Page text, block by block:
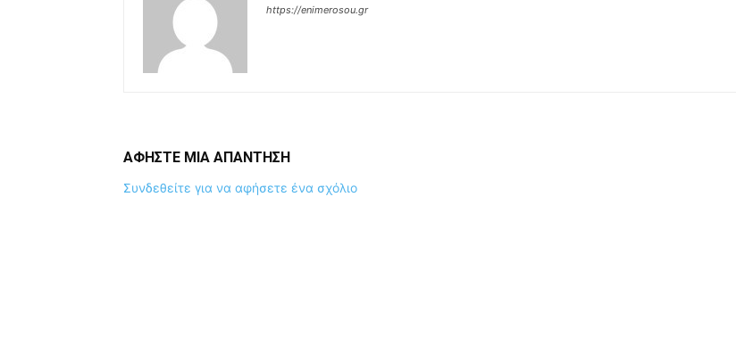
https://enimerosou.gr
ΑΦΗΣΤΕ ΜΙΑ ΑΠΑΝΤΗΣΗ
Συνδεθείτε για να αφήσετε ένα σχόλιο